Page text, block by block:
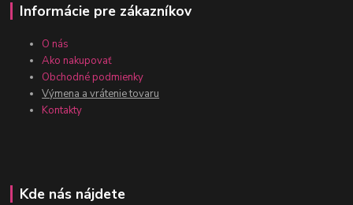
Informácie pre zákazníkov
O nás
Ako nakupovať
Obchodné podmienky
Výmena a vrátenie tovaru
Kontakty
Kde nás nájdete